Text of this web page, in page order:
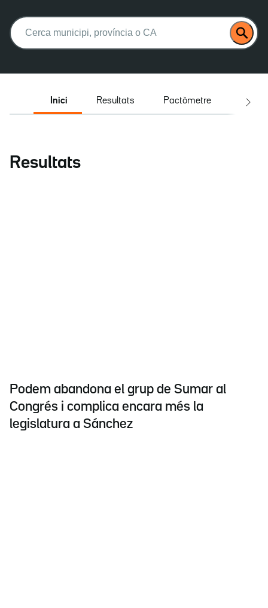
Buscar:
Inici Resultats Pactòmetre
Resultats
Podem abandona el grup de Sumar al
Congrés i complica encara més la
legislatura a Sánchez